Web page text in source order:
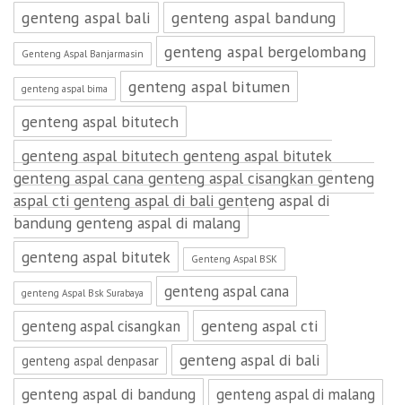
genteng aspal bali
genteng aspal bandung
Genteng Aspal Banjarmasin genteng aspal bergelombang
genteng aspal bima
genteng aspal bitumen
genteng aspal bitutech
genteng aspal bitutech genteng aspal bitutek
genteng aspal cana genteng aspal cisangkan genteng
aspal cti genteng aspal di bali genteng aspal di
bandung genteng aspal di malang
genteng aspal bitutek
Genteng Aspal BSK
genteng Aspal Bsk Surabaya
genteng aspal cana
genteng aspal cisangkan
genteng aspal cti
genteng aspal denpasar
genteng aspal di bali
genteng aspal di bandung
genteng aspal di malang